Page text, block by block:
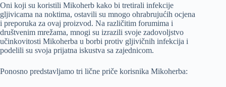
Oni koji su koristili Mikoherb kako bi tretirali infekcije
gljivicama na noktima, ostavili su mnogo ohrabrujućih ocjena
i preporuka za ovaj proizvod. Na različitim forumima i
društvenim mrežama, mnogi su izrazili svoje zadovoljstvo
učinkovitosti Mikoherba u borbi protiv gljivičnih infekcija i
podelili su svoja prijatna iskustva sa zajednicom.
Ponosno predstavljamo tri lične priče korisnika Mikoherba: